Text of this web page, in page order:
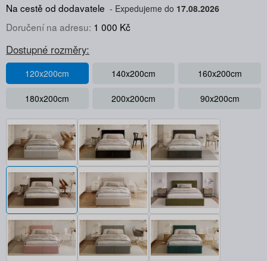
Na cestě od dodavatele Expedujeme do 17.08.2026
Doručení na adresu: 1 000 Kč
Dostupné rozměry:
120x200cm 140x200cm 160x200cm
180x200cm 200x200cm 90x200cm